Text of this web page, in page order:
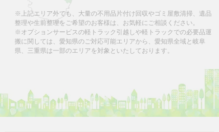
※上記エリア外でも、大量の不用品片付け回収やゴミ屋敷清掃、遺品
整理や生前整理をご希望のお客様は、お気軽にご相談ください。
※オプションサービスの軽トラック引越しや軽トラックでの必要品運
搬に関しては、愛知県のご対応可能エリアから、愛知県全域と岐阜
県、三重県は一部のエリアを対象といたしております。